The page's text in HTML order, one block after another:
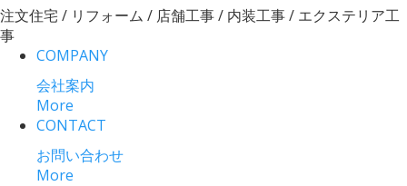
注文住宅 / リフォーム / 店舗工事 / 内装工事 / エクステリア工
事
COMPANY
会社案内
More
CONTACT
お問い合わせ
More